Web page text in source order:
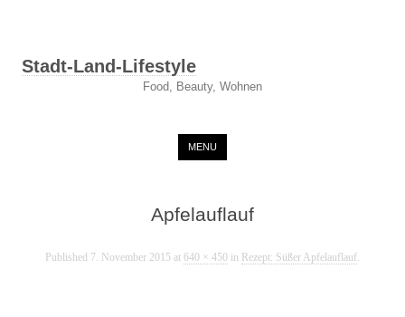
Stadt-Land-Lifestyle
Food, Beauty, Wohnen
MENU
Apfelauflauf
Published 7. November 2015 at 640 × 450 in Rezept: Süßer Apfelauflauf.